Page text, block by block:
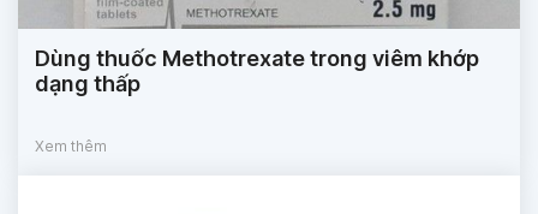
Dùng thuốc Methotrexate trong viêm khớp
dạng thấp
Xem thêm